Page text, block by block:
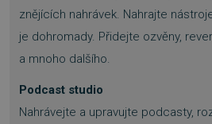
znějících nahrávek. Nahrajte
je dohromady. Přidejte ozvěny,
a mnoho dalšího.
Podcast studio
Nahrávejte a upravujte podcasty,